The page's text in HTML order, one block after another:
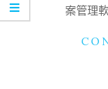
案管理